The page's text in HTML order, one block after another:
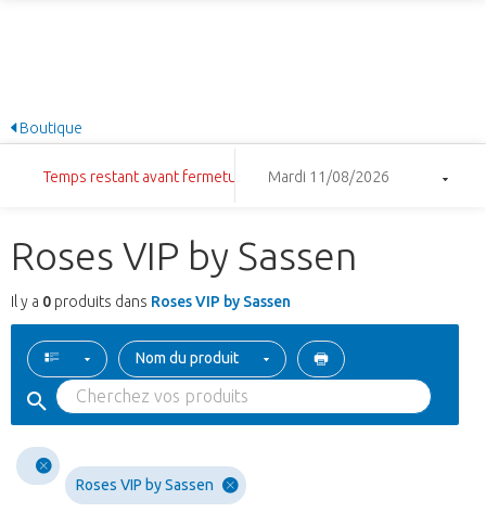
Boutique
Temps restant avant fermeture: 17:24:37Mardi 11/08/2026
Roses VIP by Sassen
Il y a 0 produits dans Roses VIP by Sassen
Nom du produit
Roses VIP by Sassen